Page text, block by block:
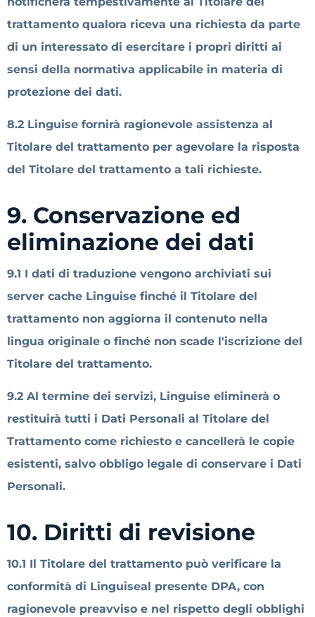
trattamento qualora riceva una richiesta da parte
di un interessato di esercitare i propri diritti ai
sensi della normativa applicabile in materia di
protezione dei dati.
8.2 Linguise fornirà ragionevole assistenza al
Titolare del trattamento per agevolare la risposta
del Titolare del trattamento a tali richieste.
9. Conservazione ed
eliminazione dei dati
9.1 I dati di traduzione vengono archiviati sui
server cache Linguise finché il Titolare del
trattamento non aggiorna il contenuto nella
lingua originale o finché non scade l'iscrizione del
Titolare del trattamento.
9.2 Al termine dei servizi, Linguise eliminerà o
restituirà tutti i Dati Personali al Titolare del
Trattamento come richiesto e cancellerà le copie
esistenti, salvo obbligo legale di conservare i Dati
Personali.
10. Diritti di revisione
10.1 Il Titolare del trattamento può verificare la
conformità di Linguiseal presente DPA, con
ragionevole preavviso e nel rispetto degli obblighi